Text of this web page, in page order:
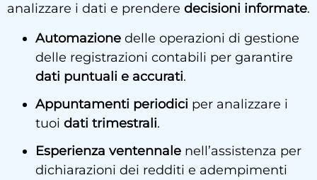
analizzare i dati e prendere decisioni informate.
Automazione delle operazioni di gestione
delle registrazioni contabili per garantire
dati puntuali e accurati.
Appuntamenti periodici per analizzare i
tuoi dati trimestrali.
Esperienza ventennale nell’assistenza per
dichiarazioni dei redditi e adempimenti